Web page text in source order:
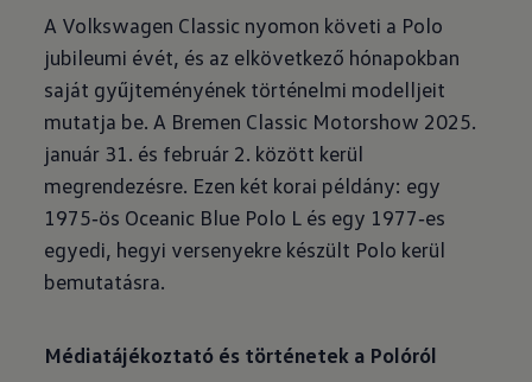
A Volkswagen Classic nyomon követi a Polo
jubileumi évét, és az elkövetkező hónapokban
saját gyűjteményének történelmi modelljeit
mutatja be. A Bremen Classic Motorshow 2025.
január 31. és február 2. között kerül
megrendezésre. Ezen két korai példány: egy
1975‑ös Oceanic Blue Polo L és egy 1977‑es
egyedi, hegyi versenyekre készült Polo kerül
bemutatásra.
Médiatájékoztató és történetek a Polóról